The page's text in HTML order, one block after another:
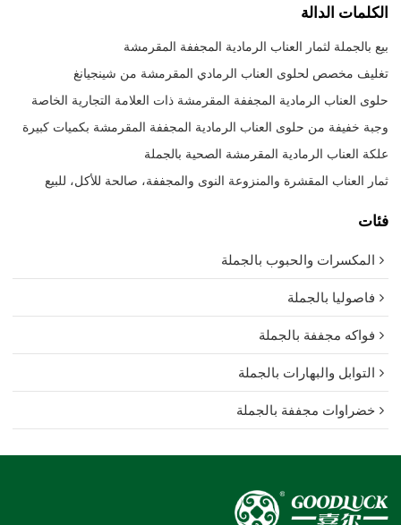
الكلمات الدالة
بيع بالجملة لثمار العناب الرمادية المجففة المقرمشة
تغليف مخصص لحلوى العناب الرمادي المقرمشة من شينجيانغ
حلوى العناب الرمادية المجففة المقرمشة ذات العلامة التجارية الخاصة
وجبة خفيفة من حلوى العناب الرمادية المجففة المقرمشة بكميات كبيرة
علكة العناب الرمادية المقرمشة الصحية بالجملة
ثمار العناب المقشرة والمنزوعة النوى والمجففة، صالحة للأكل، للبيع
فئات
المكسرات والحبوب بالجملة
فاصوليا بالجملة
فواكه مجففة بالجملة
التوابل والبهارات بالجملة
خضراوات مجففة بالجملة